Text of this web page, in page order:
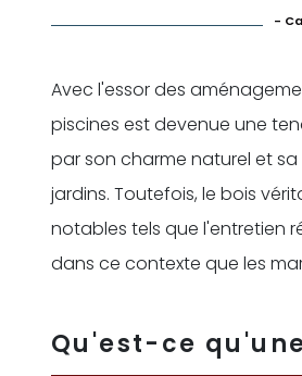
-
Avec l'essor des
piscines est devenue une
par son charme naturel et
jardins. Toutefois, le bois
notables tels que l'entretien
dans ce contexte que les
Qu'est-ce